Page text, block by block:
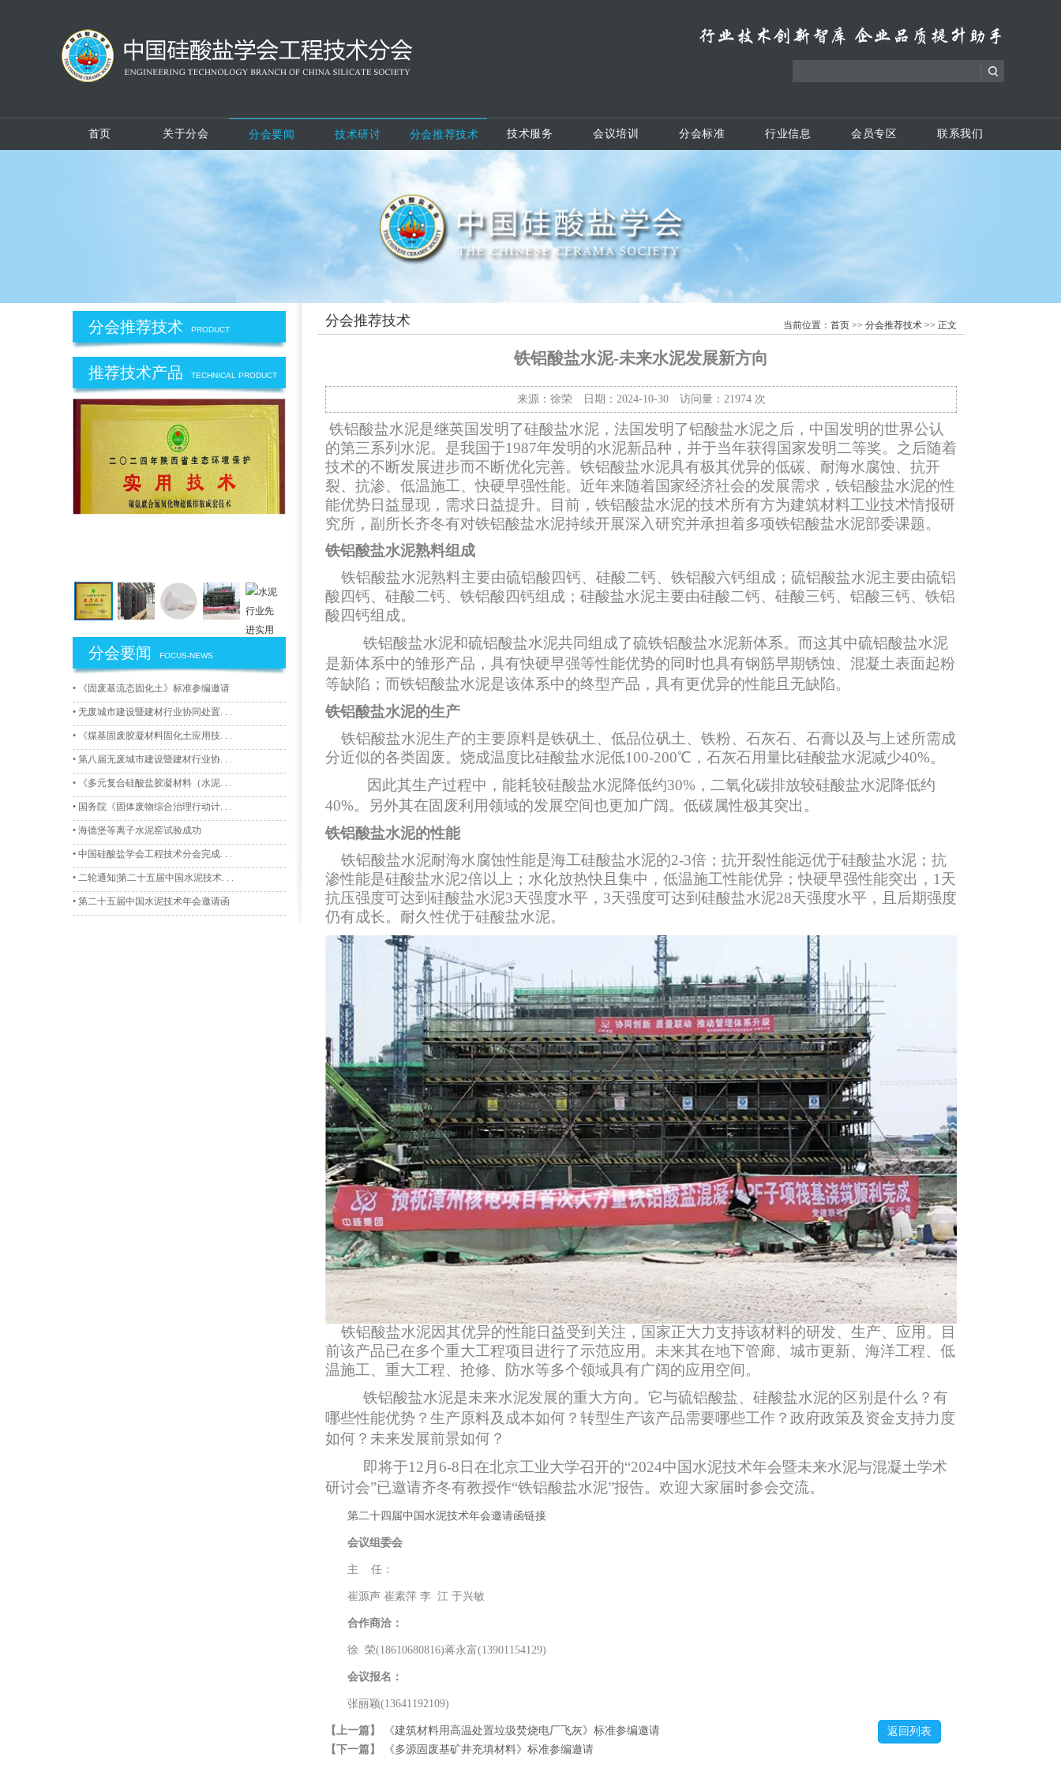
首页 关于分会 分会要闻 技术研讨 分会推荐技术 技术服务 会议培训 分会标准 行业信息 会员专区 联系我们
分会推荐技术 PRODUCT
推荐技术产品 TECHNICAL PRODUCT
分会要闻 FOCUS-NEWS
• 《固废基流态固化土》标准参编邀请
• 无废城市建设暨建材行业协同处置. . .
• 《煤基固废胶凝材料固化土应用技. . .
• 第八届无废城市建设暨建材行业协. . .
• 《多元复合硅酸盐胶凝材料（水泥. . .
• 国务院《固体废物综合治理行动计. . .
• 海德堡等离子水泥窑试验成功
• 中国硅酸盐学会工程技术分会完成. . .
• 二轮通知|第二十五届中国水泥技术. . .
• 第二十五届中国水泥技术年会邀请函
分会推荐技术 当前位置： 首页 >> 分会推荐技术 >> 正文
铁铝酸盐水泥-未来水泥发展新方向
来源：徐荣 日期：2024-10-30 访问量：21974 次
铁铝酸盐水泥是继英国发明了硅酸盐水泥，法国发明了铝酸盐水泥之后，中国发明的世界公认
的第三系列水泥。是我国于1987年发明的水泥新品种，并于当年获得国家发明二等奖。之后随着
技术的不断发展进步而不断优化完善。铁铝酸盐水泥具有极其优异的低碳、耐海水腐蚀、抗开
裂、抗渗、低温施工、快硬早强性能。近年来随着国家经济社会的发展需求，铁铝酸盐水泥的性
能优势日益显现，需求日益提升。目前，铁铝酸盐水泥的技术所有方为建筑材料工业技术情报研
究所，副所长齐冬有对铁铝酸盐水泥持续开展深入研究并承担着多项铁铝酸盐水泥部委课题。
铁铝酸盐水泥熟料组成
铁铝酸盐水泥熟料主要由硫铝酸四钙、硅酸二钙、铁铝酸六钙组成；硫铝酸盐水泥主要由硫铝
酸四钙、硅酸二钙、铁铝酸四钙组成；硅酸盐水泥主要由硅酸二钙、硅酸三钙、铝酸三钙、铁铝
酸四钙组成。
铁铝酸盐水泥和硫铝酸盐水泥共同组成了硫铁铝酸盐水泥新体系。而这其中硫铝酸盐水泥
是新体系中的雏形产品，具有快硬早强等性能优势的同时也具有钢筋早期锈蚀、混凝土表面起粉
等缺陷；而铁铝酸盐水泥是该体系中的终型产品，具有更优异的性能且无缺陷。
铁铝酸盐水泥的生产
铁铝酸盐水泥生产的主要原料是铁矾土、低品位矾土、铁粉、石灰石、石膏以及与上述所需成
分近似的各类固废。烧成温度比硅酸盐水泥低100-200℃，石灰石用量比硅酸盐水泥减少40%。
因此其生产过程中，能耗较硅酸盐水泥降低约30%，二氧化碳排放较硅酸盐水泥降低约
40%。另外其在固废利用领域的发展空间也更加广阔。低碳属性极其突出。
铁铝酸盐水泥的性能
铁铝酸盐水泥耐海水腐蚀性能是海工硅酸盐水泥的2-3倍；抗开裂性能远优于硅酸盐水泥；抗
渗性能是硅酸盐水泥2倍以上；水化放热快且集中，低温施工性能优异；快硬早强性能突出，1天
抗压强度可达到硅酸盐水泥3天强度水平，3天强度可达到硅酸盐水泥28天强度水平，且后期强度
仍有成长。耐久性优于硅酸盐水泥。
铁铝酸盐水泥因其优异的性能日益受到关注，国家正大力支持该材料的研发、生产、应用。目
前该产品已在多个重大工程项目进行了示范应用。未来其在地下管廊、城市更新、海洋工程、低
温施工、重大工程、抢修、防水等多个领域具有广阔的应用空间。
铁铝酸盐水泥是未来水泥发展的重大方向。它与硫铝酸盐、硅酸盐水泥的区别是什么？有
哪些性能优势？生产原料及成本如何？转型生产该产品需要哪些工作？政府政策及资金支持力度
如何？未来发展前景如何？
即将于12月6-8日在北京工业大学召开的“2024中国水泥技术年会暨未来水泥与混凝土学术
研讨会”已邀请齐冬有教授作“铁铝酸盐水泥”报告。欢迎大家届时参会交流。
第二十四届中国水泥技术年会邀请函链接
会议组委会
主 任：
崔源声 崔素萍 李 江 于兴敏
合作商洽：
徐 荣(18610680816)蒋永富(13901154129)
会议报名：
张丽颖(13641192109)
【上一篇】
《建筑材料用高温处置垃圾焚烧电厂飞灰》标准参编邀请
【下一篇】
《多源固废基矿井充填材料》标准参编邀请
返回列表